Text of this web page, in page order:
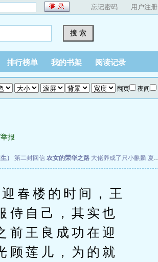
忘记密码 用户注册
搜 索
排行榜单 我的书架 阅读记录
翻页 夜间
报
） 第二封回信 农女的荣华之路 大佬养成了只小麒麟 夏洛克的猫
春楼的时间，王
侍自己，其实也
前王良成功在迎
顾莲儿，为的就